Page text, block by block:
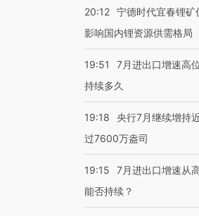
20:12 宁德时代宜春锂矿
影响国内锂资源供需格局
19:51
7月进出口增速高
持续多久
19:18
央行7月继续增持
过7600万盎司
19:15
7月进出口增速从
能否持续？